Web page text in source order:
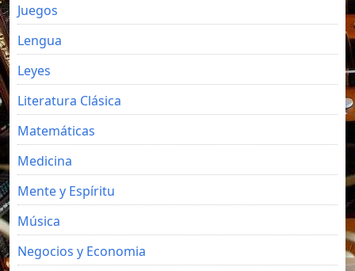
Juegos
Lengua
Leyes
Literatura Clásica
Matemáticas
Medicina
Mente y Espíritu
Música
Negocios y Economia